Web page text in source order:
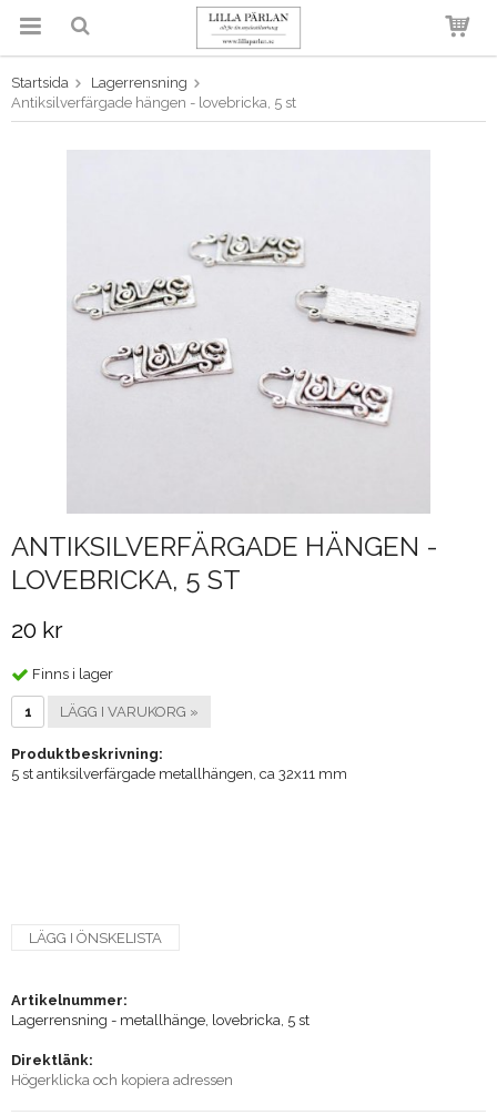
Produkten har blivit tillagd i
varukorgen
Startsida
Lagerrensning
Antiksilverfärgade hängen - lovebricka, 5 st
ANTIKSILVERFÄRGADE HÄNGEN -
LOVEBRICKA, 5 ST
20 kr
Finns i lager
LÄGG I VARUKORG »
Produktbeskrivning:
5 st antiksilverfärgade metallhängen, ca 32x11 mm
LÄGG I ÖNSKELISTA
Artikelnummer:
Lagerrensning - metallhänge, lovebricka, 5 st
Direktlänk:
Högerklicka och kopiera adressen